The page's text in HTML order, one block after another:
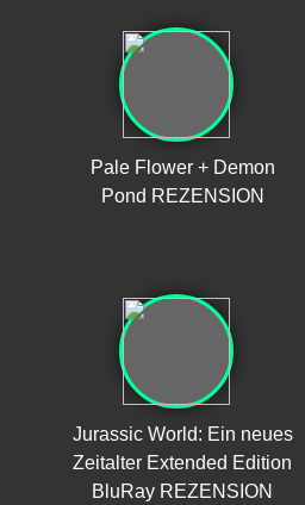
Pale Flower + Demon
Pond REZENSION
Jurassic World: Ein neues
Zeitalter Extended Edition
BluRay REZENSION